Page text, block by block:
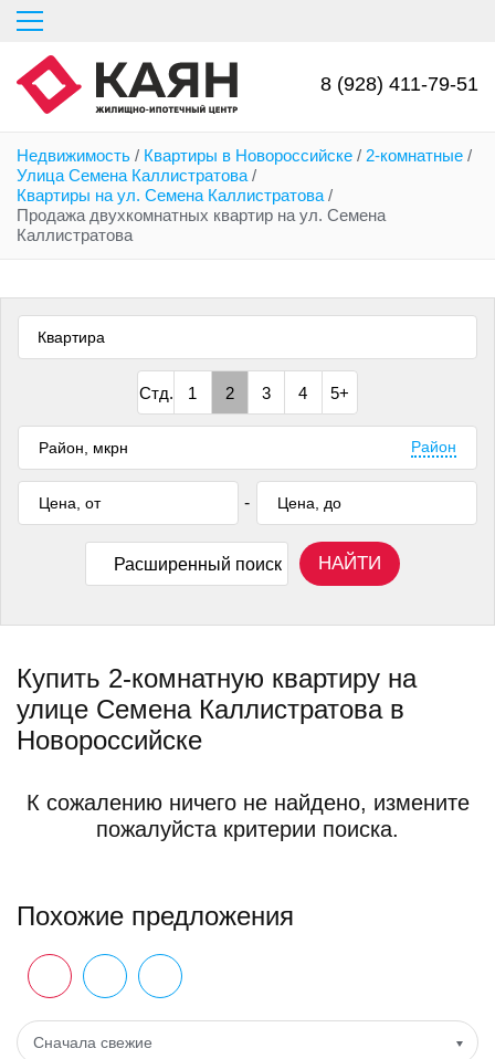
Перейти
основному
содержанию
8 (928) 411-79-51
Недвижимость / Квартиры в Новороссийске / 2-комнатные /
Улица Семена Каллистратова /
Квартиры на ул. Семена Каллистратова /
Продажа двухкомнатных квартир на ул. Семена
Каллистратова
Квартира
Стд. 1 2 3 4 5+
Район
-
Расширенный поиск НАЙТИ
Купить 2-комнатную квартиру на
улице Семена Каллистратова в
Новороссийске
К сожалению ничего не найдено, измените
пожалуйста критерии поиска.
Похожие предложения
Сначала свежие